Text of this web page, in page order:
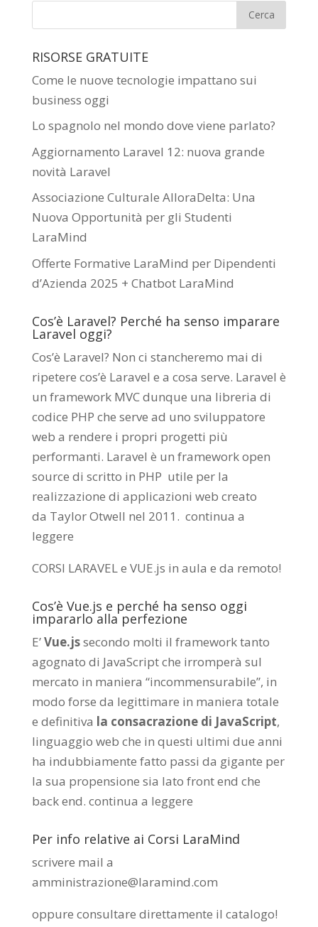
RISORSE GRATUITE
Come le nuove tecnologie impattano sui
business oggi
Lo spagnolo nel mondo dove viene parlato?
Aggiornamento Laravel 12: nuova grande
novità Laravel
Associazione Culturale AlloraDelta: Una
Nuova Opportunità per gli Studenti
LaraMind
Offerte Formative LaraMind per Dipendenti
d’Azienda 2025 + Chatbot LaraMind
Cos’è Laravel? Perché ha senso imparare
Laravel oggi?
Cos’è Laravel? Non ci stancheremo mai di
ripetere cos’è Laravel e a cosa serve. Laravel è
un framework MVC dunque una libreria di
codice PHP che serve ad uno sviluppatore
web a rendere i propri progetti più
performanti. Laravel è un framework open
source di scritto in PHP utile per la
realizzazione di applicazioni web creato
da Taylor Otwell nel 2011. continua a
leggere
CORSI LARAVEL e VUE.js in aula e da remoto!
Cos’è Vue.js e perché ha senso oggi
impararlo alla perfezione
E’Vue.jssecondo molti il framework tanto
agognato di JavaScript che irromperà sul
mercato in maniera “incommensurabile”, in
modo forse da legittimare in maniera totale
e definitiva la consacrazione di JavaScript,
linguaggio web che in questi ultimi due anni
ha indubbiamente fatto passi da gigante per
la sua propensione sia lato front end che
back end. continua a leggere
Per info relative ai Corsi LaraMind
scrivere mail a
amministrazione@laramind.com
oppure consultare direttamente il catalogo!